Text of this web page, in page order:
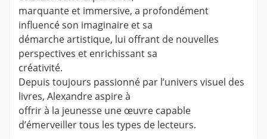
marquante et immersive, a profondément
influencé son imaginaire et sa
démarche artistique, lui offrant de nouvelles
perspectives et enrichissant sa
créativité.
Depuis toujours passionné par l’univers visuel des
livres, Alexandre aspire à
offrir à la jeunesse une œuvre capable
d’émerveiller tous les types de lecteurs.